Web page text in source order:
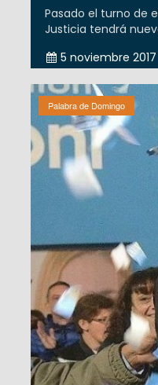
Pasado el turno de
Justicia tendrá
5 noviembre 2017
Palabra de Domingo